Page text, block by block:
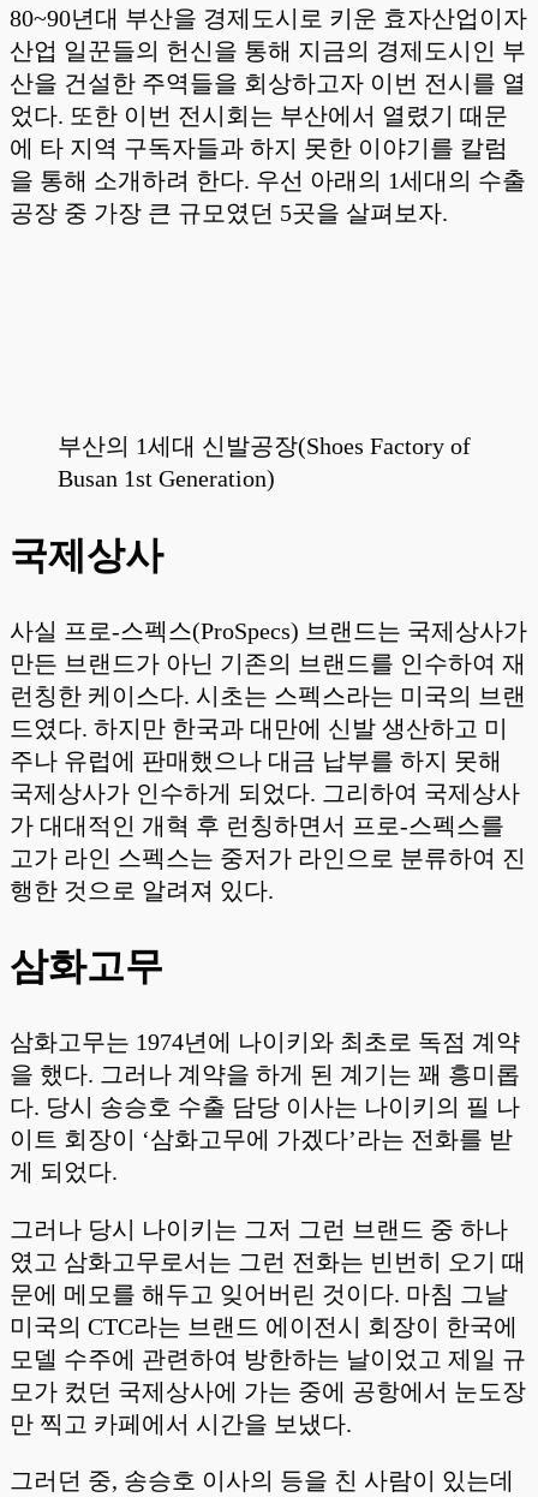
80~90년대 부산을 경제도시로 키운 효자산업이자
산업 일꾼들의 헌신을 통해 지금의 경제도시인 부
산을 건설한 주역들을 회상하고자 이번 전시를 열
었다. 또한 이번 전시회는 부산에서 열렸기 때문
에 타 지역 구독자들과 하지 못한 이야기를 칼럼
을 통해 소개하려 한다. 우선 아래의 1세대의 수출
공장 중 가장 큰 규모였던 5곳을 살펴보자.
부산의 1세대 신발공장(Shoes Factory of
Busan 1st Generation)
국제상사
사실 프로-스펙스(ProSpecs) 브랜드는 국제상사가
만든 브랜드가 아닌 기존의 브랜드를 인수하여 재
런칭한 케이스다. 시초는 스펙스라는 미국의 브랜
드였다. 하지만 한국과 대만에 신발 생산하고 미
주나 유럽에 판매했으나 대금 납부를 하지 못해
국제상사가 인수하게 되었다. 그리하여 국제상사
가 대대적인 개혁 후 런칭하면서 프로-스펙스를
고가 라인 스펙스는 중저가 라인으로 분류하여 진
행한 것으로 알려져 있다.
삼화고무
삼화고무는 1974년에 나이키와 최초로 독점 계약
을 했다. 그러나 계약을 하게 된 계기는 꽤 흥미롭
다. 당시 송승호 수출 담당 이사는 나이키의 필 나
이트 회장이 ‘삼화고무에 가겠다’라는 전화를 받
게 되었다.
그러나 당시 나이키는 그저 그런 브랜드 중 하나
였고 삼화고무로서는 그런 전화는 빈번히 오기 때
문에 메모를 해두고 잊어버린 것이다. 마침 그날
미국의 CTC라는 브랜드 에이전시 회장이 한국에
모델 수주에 관련하여 방한하는 날이었고 제일 규
모가 컸던 국제상사에 가는 중에 공항에서 눈도장
만 찍고 카페에서 시간을 보냈다.
그러던 중, 송승호 이사의 등을 친 사람이 있는데